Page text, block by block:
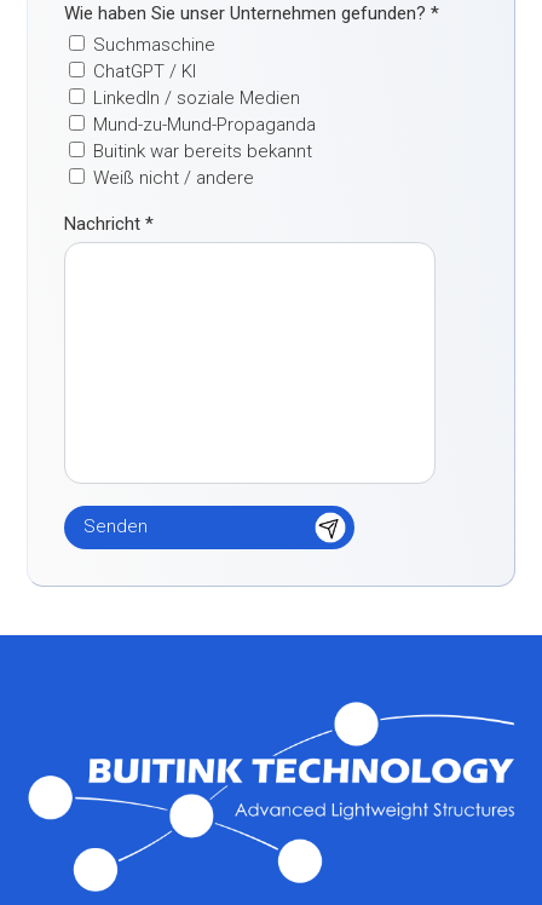
Wie haben Sie unser Unternehmen gefunden?*
Suchmaschine
ChatGPT / KI
LinkedIn / soziale Medien
Mund-zu-Mund-Propaganda
Buitink war bereits bekannt
Weiß nicht / andere
Nachricht*